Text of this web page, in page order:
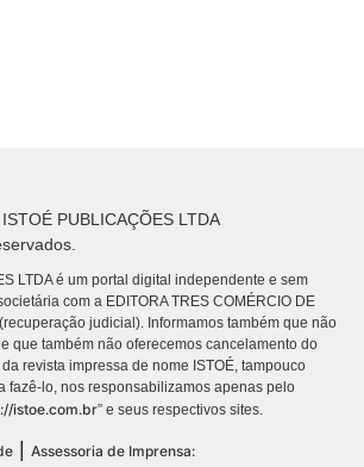
PUBLICAÇÕES LTDA
LTDA é um portal digital independente e sem
com a EDITORA TRES COMÉRCIO DE
judicial). Informamos também que não
que também não oferecemos cancelamento do
revista impressa de nome ISTOÉ, tampouco
fazê-lo, nos responsabilizamos apenas pelo
istoe.com.br” e seus respectivos sites.
Assessoria de Imprensa: